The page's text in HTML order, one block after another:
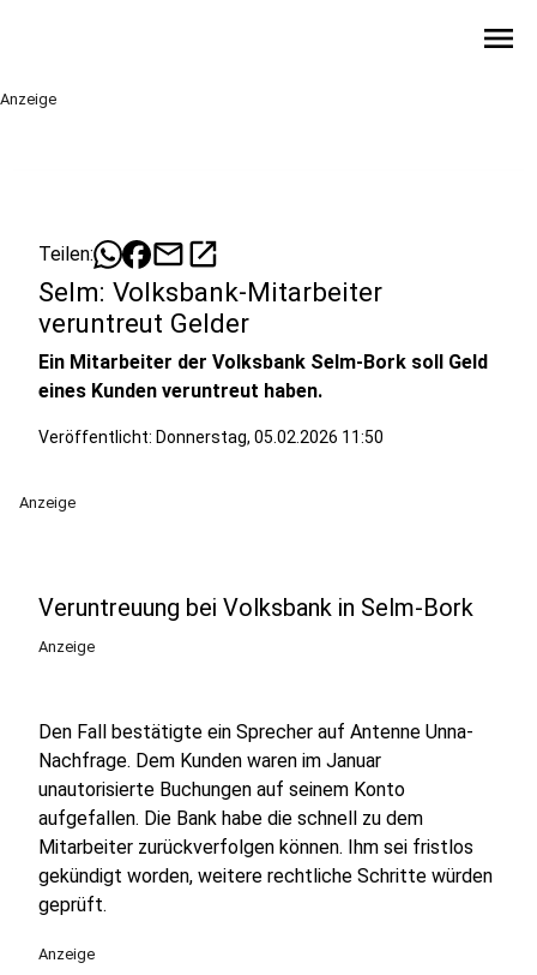
menu
Anzeige
Teilen: mailopen_in_new
Selm: Volksbank-Mitarbeiter
veruntreut Gelder
Ein Mitarbeiter der Volksbank Selm-Bork soll Geld
eines Kunden veruntreut haben.
Veröffentlicht: Donnerstag, 05.02.2026 11:50
Anzeige
Veruntreuung bei Volksbank in Selm-Bork
Anzeige
Den Fall bestätigte ein Sprecher auf Antenne Unna-
Nachfrage. Dem Kunden waren im Januar
unautorisierte Buchungen auf seinem Konto
aufgefallen. Die Bank habe die schnell zu dem
Mitarbeiter zurückverfolgen können. Ihm sei fristlos
gekündigt worden, weitere rechtliche Schritte würden
geprüft.
Anzeige